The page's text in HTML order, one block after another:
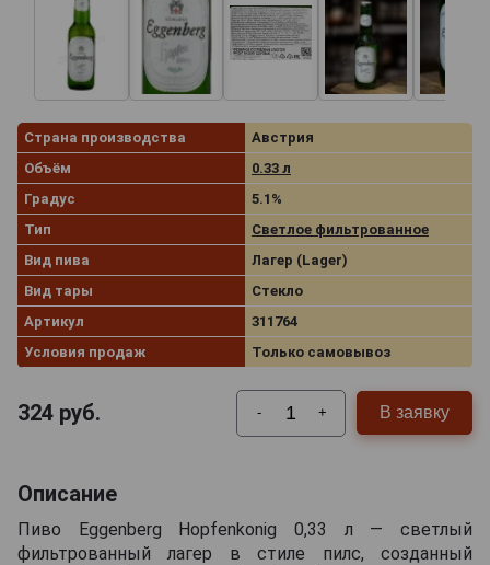
Страна производства
Австрия
Объём
0.33 л
Градус
5.1%
Тип
Светлое фильтрованное
Вид пива
Лагер (Lager)
Вид тары
Стекло
Артикул
311764
Условия продаж
Только самовывоз
324 руб. - + В заявку
Описание
Пиво Eggenberg Hopfenkonig 0,33 л — светлый
фильтрованный лагер в стиле пилс, созданный